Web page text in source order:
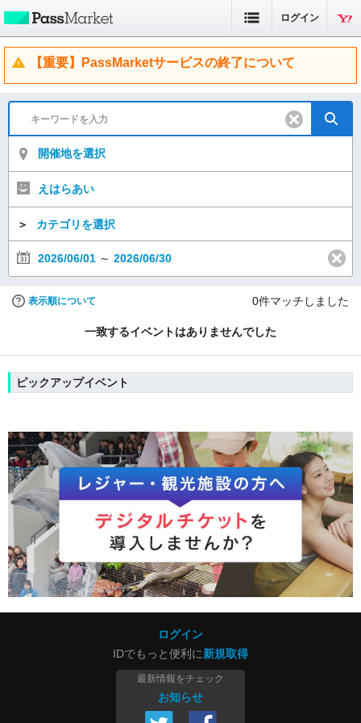
ログイン
【重要】PassMarketサービスの終了について
開催地を選択
えはらあい
＞ カテゴリを選択
2026/06/01 ～ 2026/06/30
表示順について 0件マッチしました
一致するイベントはありませんでした
ピックアップイベント
ログイン
IDでもっと便利に新規取得
最新情報をチェック
お知らせ